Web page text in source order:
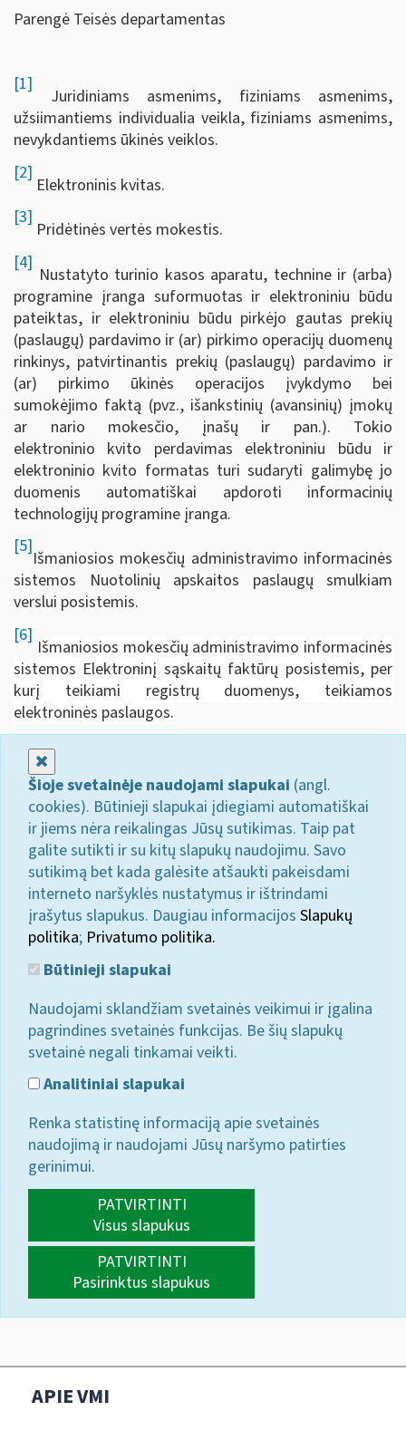
Parengė Teisės departamentas
[1]
Juridiniams asmenims, fiziniams asmenims,
užsiimantiems individualia veikla, fiziniams asmenims,
nevykdantiems ūkinės veiklos.
[2]
Elektroninis kvitas.
[3]
Pridėtinės vertės mokestis.
[4]
Nustatyto turinio kasos aparatu, technine ir (arba)
programine įranga suformuotas ir elektroniniu būdu
pateiktas, ir elektroniniu būdu pirkėjo gautas prekių
(paslaugų) pardavimo ir (ar) pirkimo operacijų duomenų
rinkinys, patvirtinantis prekių (paslaugų) pardavimo ir
(ar) pirkimo ūkinės operacijos įvykdymo bei
sumokėjimo faktą (pvz., išankstinių (avansinių) įmokų
ar nario mokesčio, įnašų ir pan.). Tokio
elektroninio kvito perdavimas elektroniniu būdu ir
elektroninio kvito formatas turi sudaryti galimybę jo
duomenis automatiškai apdoroti informacinių
technologijų programine įranga.
[5]
Išmaniosios mokesčių administravimo informacinės
sistemos Nuotolinių apskaitos paslaugų smulkiam
verslui posistemis.
[6]
Išmaniosios mokesčių administravimo informacinės
sistemos Elektroninį sąskaitų faktūrų posistemis, per
kurį teikiami registrų duomenys, teikiamos
elektroninės paslaugos.
Šioje svetainėje naudojami slapukai (angl.
cookies). Būtinieji slapukai įdiegiami automatiškai
ir jiems nėra reikalingas Jūsų sutikimas. Taip pat
galite sutikti ir su kitų slapukų naudojimu. Savo
sutikimą bet kada galėsite atšaukti pakeisdami
interneto naršyklės nustatymus ir ištrindami
įrašytus slapukus. Daugiau informacijos Slapukų
politika; Privatumo politika.
Būtinieji slapukai
Naudojami sklandžiam svetainės veikimui ir įgalina
pagrindines svetainės funkcijas. Be šių slapukų
svetainė negali tinkamai veikti.
Analitiniai slapukai
Renka statistinę informaciją apie svetainės
naudojimą ir naudojami Jūsų naršymo patirties
gerinimui.
PATVIRTINTI
Visus slapukus
PATVIRTINTI
Pasirinktus slapukus
APIE VMI